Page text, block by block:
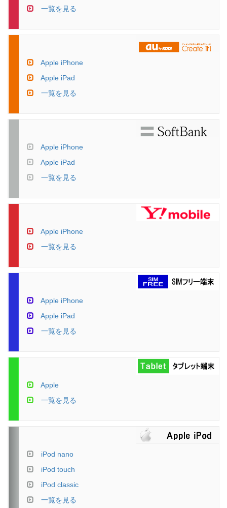
一覧を見る
Apple iPhone
Apple iPad
一覧を見る
Apple iPhone
Apple iPad
一覧を見る
Apple iPhone
一覧を見る
Apple iPhone
Apple iPad
一覧を見る
Apple
一覧を見る
iPod nano
iPod touch
iPod classic
一覧を見る